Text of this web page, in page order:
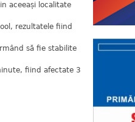
aceeași localitate
rezultatele fiind
să fie stabilite
fiind afectate 3